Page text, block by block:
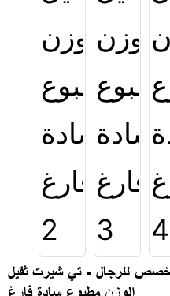
للرجال - تي شيرت ثقيل